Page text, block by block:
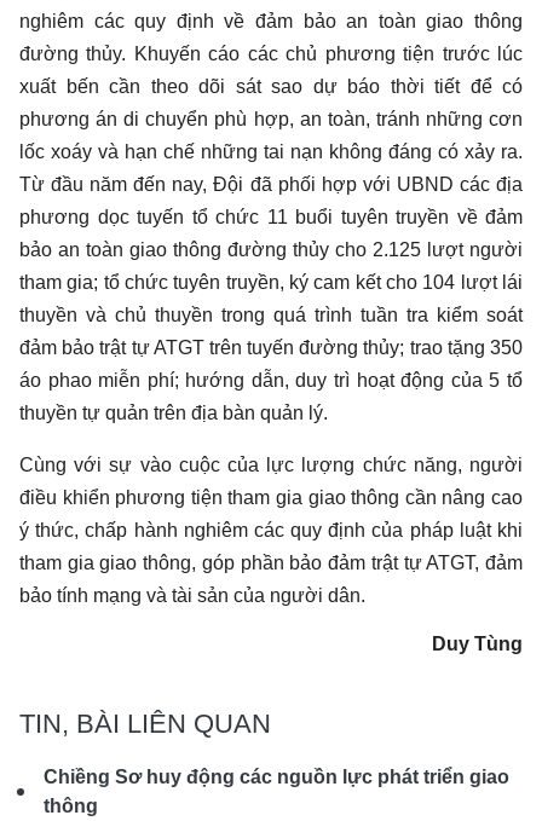
nghiêm các quy định về đảm bảo an toàn giao thông
đường thủy. Khuyến cáo các chủ phương tiện trước lúc
xuất bến cần theo dõi sát sao dự báo thời tiết để có
phương án di chuyển phù hợp, an toàn, tránh những cơn
lốc xoáy và hạn chế những tai nạn không đáng có xảy ra.
Từ đầu năm đến nay, Đội đã phối hợp với UBND các địa
phương dọc tuyến tổ chức 11 buổi tuyên truyền về đảm
bảo an toàn giao thông đường thủy cho 2.125 lượt người
tham gia; tổ chức tuyên truyền, ký cam kết cho 104 lượt lái
thuyền và chủ thuyền trong quá trình tuần tra kiểm soát
đảm bảo trật tự ATGT trên tuyến đường thủy; trao tặng 350
áo phao miễn phí; hướng dẫn, duy trì hoạt động của 5 tổ
thuyền tự quản trên địa bàn quản lý.
Cùng với sự vào cuộc của lực lượng chức năng, người
điều khiển phương tiện tham gia giao thông cần nâng cao
ý thức, chấp hành nghiêm các quy định của pháp luật khi
tham gia giao thông, góp phần bảo đảm trật tự ATGT, đảm
bảo tính mạng và tài sản của người dân.
Duy Tùng
TIN, BÀI LIÊN QUAN
Chiềng Sơ huy động các nguồn lực phát triển giao
thông